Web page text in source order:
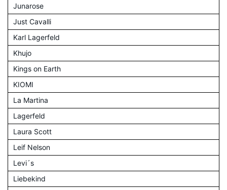
Junarose
Just Cavalli
Karl Lagerfeld
Khujo
Kings on Earth
KIOMI
La Martina
Lagerfeld
Laura Scott
Leif Nelson
Levi´s
Liebekind